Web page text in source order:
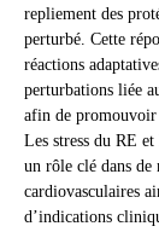
repliement des
perturbé. Cette
réactions
perturbations liée
afin de promouvoir
Les stress du RE
un rôle clé dans de
cardiovasculaires
d’indications